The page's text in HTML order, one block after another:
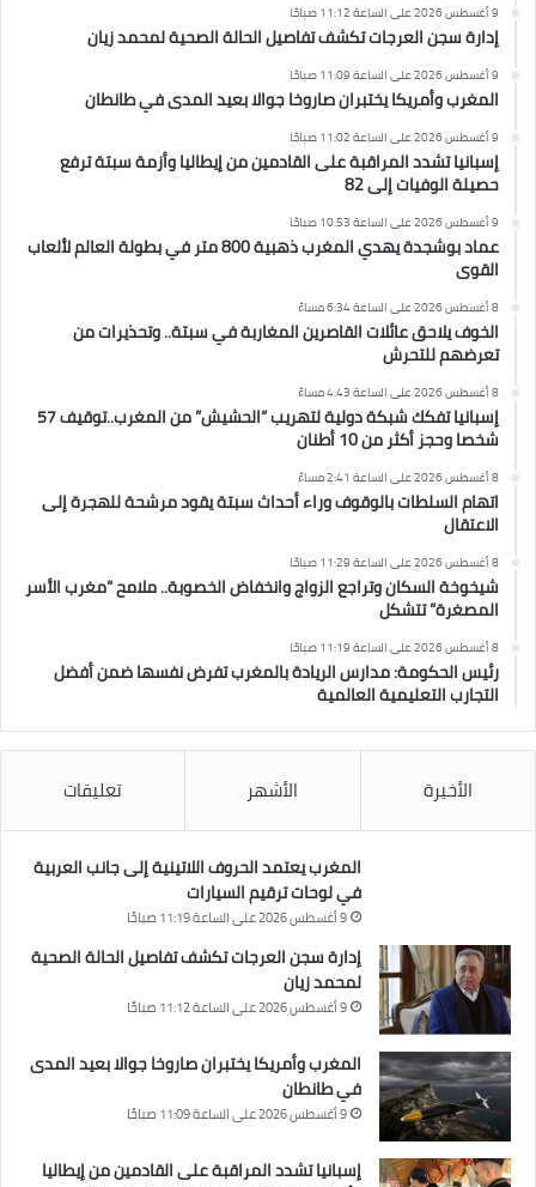
9 أغسطس 2026 على الساعة 11:12 صباحًا
إدارة سجن العرجات تكشف تفاصيل الحالة الصحية لمحمد زيان
9 أغسطس 2026 على الساعة 11:09 صباحًا
المغرب وأمريكا يختبران صاروخا جوالا بعيد المدى في طانطان
9 أغسطس 2026 على الساعة 11:02 صباحًا
إسبانيا تشدد المراقبة على القادمين من إيطاليا وأزمة سبتة ترفع
حصيلة الوفيات إلى 82
9 أغسطس 2026 على الساعة 10:53 صباحًا
عماد بوشجدة يهدي المغرب ذهبية 800 متر في بطولة العالم لألعاب
القوى
8 أغسطس 2026 على الساعة 6:34 مساءً
الخوف يلاحق عائلات القاصرين المغاربة في سبتة.. وتحذيرات من
تعرضهم للتحرش
8 أغسطس 2026 على الساعة 4:43 مساءً
إسبانيا تفكك شبكة دولية لتهريب “الحشيش” من المغرب..توقيف 57
شخصا وحجز أكثر من 10 أطنان
8 أغسطس 2026 على الساعة 2:41 مساءً
اتهام السلطات بالوقوف وراء أحداث سبتة يقود مرشحة للهجرة إلى
الاعتقال
8 أغسطس 2026 على الساعة 11:29 صباحًا
شيخوخة السكان وتراجع الزواج وانخفاض الخصوبة.. ملامح “مغرب الأسر
المصغرة” تتشكل
8 أغسطس 2026 على الساعة 11:19 صباحًا
رئيس الحكومة: مدارس الريادة بالمغرب تفرض نفسها ضمن أفضل
التجارب التعليمية العالمية
الأخيرة الأشهر تعليقات
المغرب يعتمد الحروف اللاتينية إلى جانب العربية
في لوحات ترقيم السيارات
9 أغسطس 2026 على الساعة 11:19 صباحًا
إدارة سجن العرجات تكشف تفاصيل الحالة الصحية
لمحمد زيان
9 أغسطس 2026 على الساعة 11:12 صباحًا
المغرب وأمريكا يختبران صاروخا جوالا بعيد المدى
في طانطان
9 أغسطس 2026 على الساعة 11:09 صباحًا
إسبانيا تشدد المراقبة على القادمين من إيطاليا